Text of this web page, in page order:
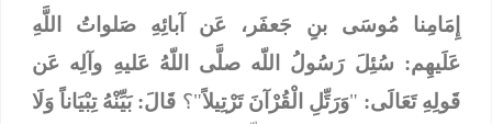
إِمَامِنا مُوسَى بنِ جَعفَر، عَن آبائِهِ صَلواتُ اللَّهِ
عَلَيهِم: سُئِلَ رَسُولُ اللّه صلَّى اللّهُ عَليهِ وآلِه عَن
قَولِهِ تَعَالَى:"وَرَتِّلِ الْقُرْآنَ تَرْتِيلاً"؟قَالَ: بَيِّنْهُ تِبْيَاناً وَلَا